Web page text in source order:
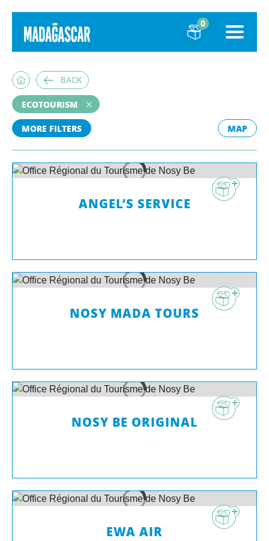
0
BACK
ECOTOURISM
MORE FILTERS
MAP
ANGEL’S SERVICE
NOSY MADA TOURS
NOSY BE ORIGINAL
EWA AIR